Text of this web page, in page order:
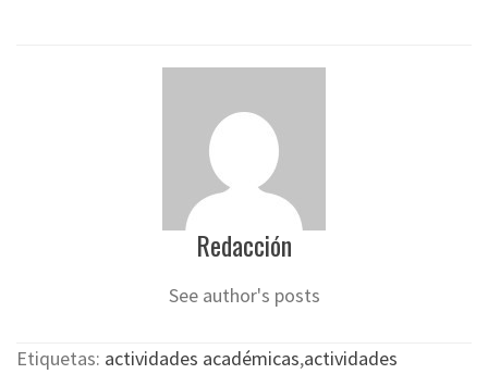
Redacción
See author's posts
Etiquetas: actividades académicas,actividades